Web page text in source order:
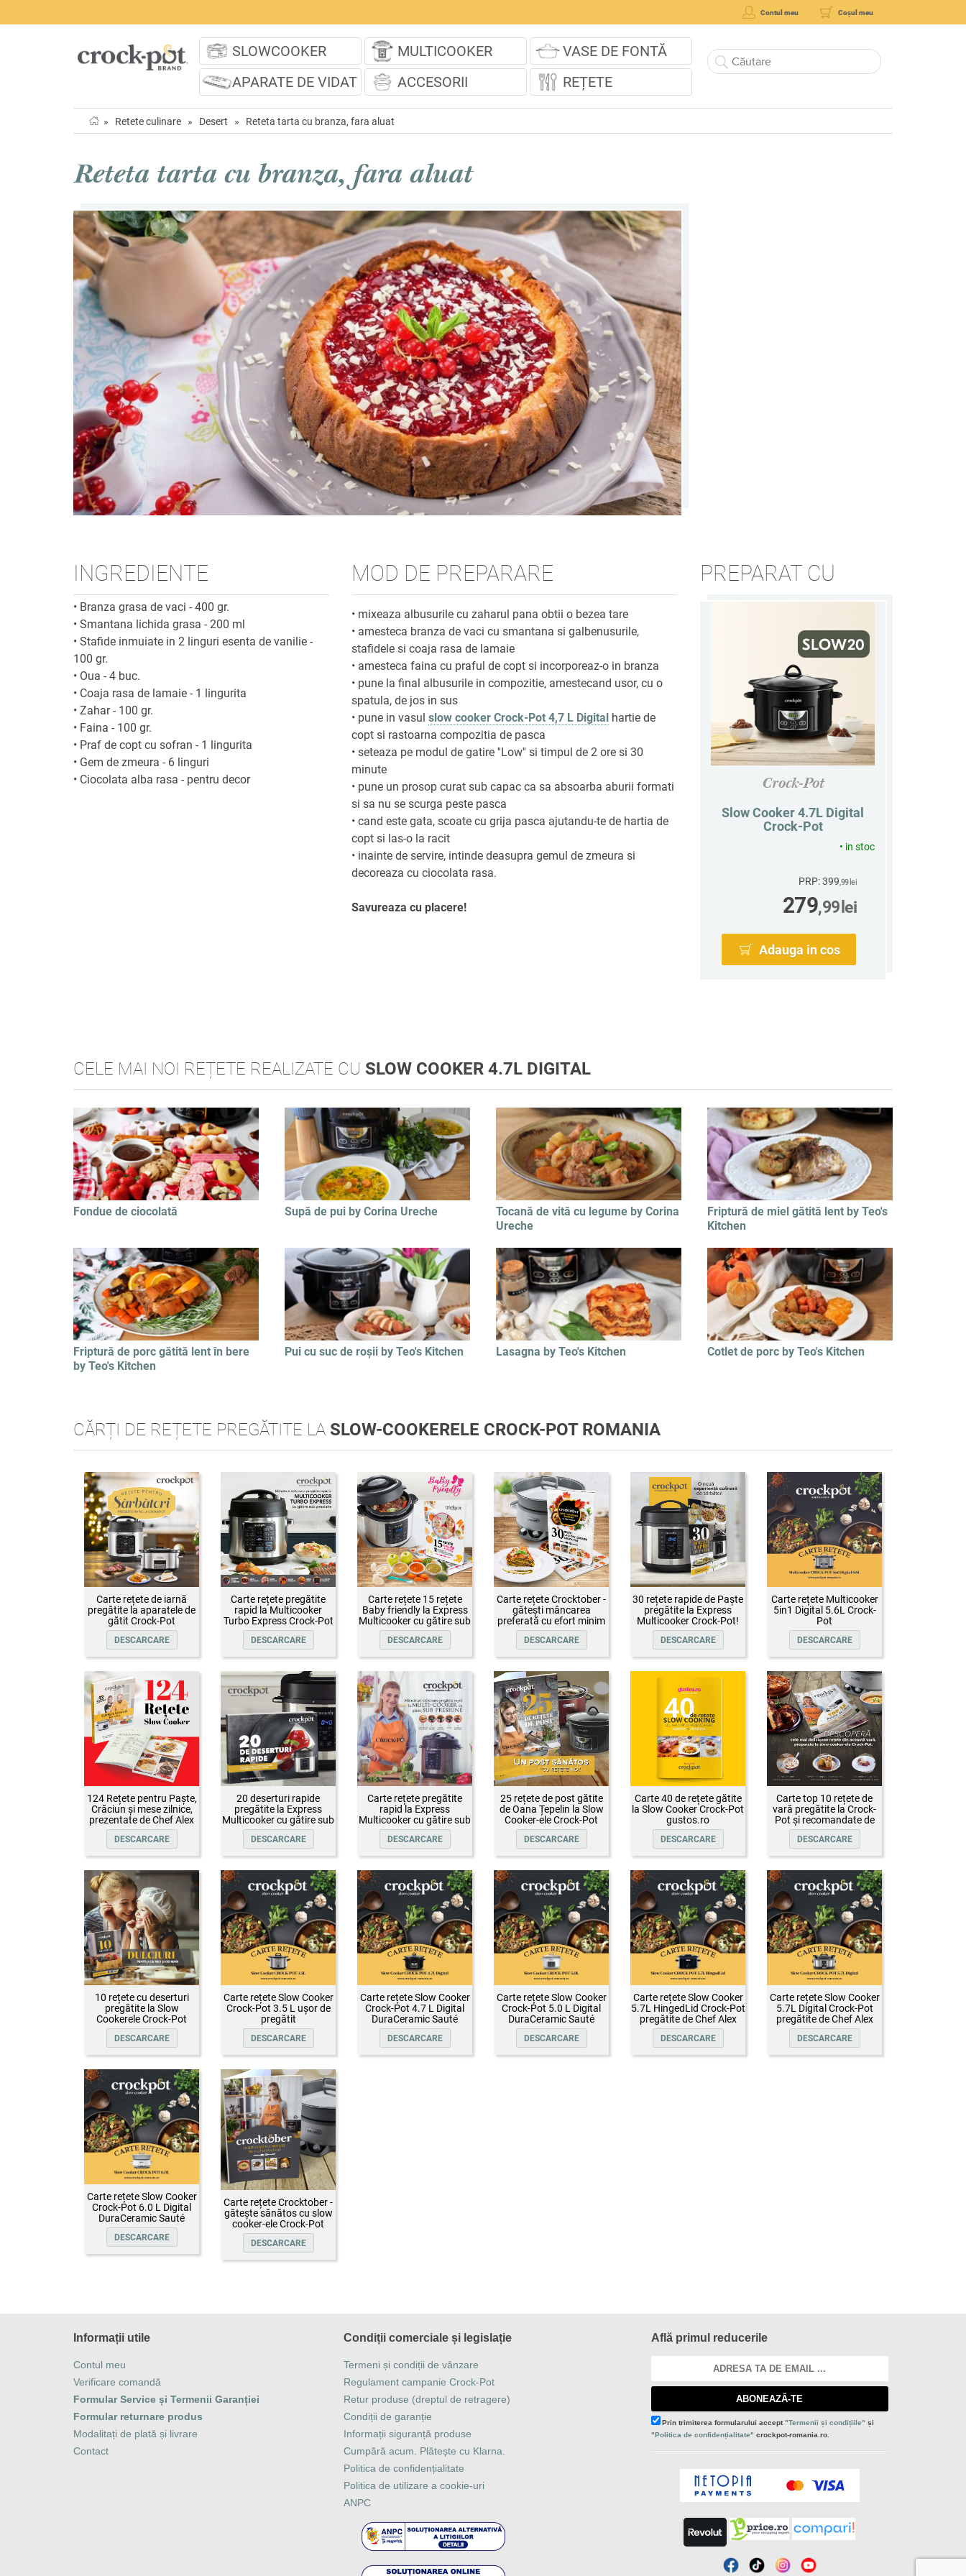
Contul meu Coșul meu
SLOWCOOKER MULTICOOKER
VASE DE FONTĂ
APARATE DE VIDAT
ACCESORII REȚETE
» Retete culinare » Desert » Reteta tarta cu branza, fara aluat
Reteta tarta cu branza, fara aluat
INGREDIENTE
• Branza grasa de vaci - 400 gr.
• Smantana lichida grasa - 200 ml
• Stafide inmuiate in 2 linguri esenta de vanilie -
100 gr.
• Oua - 4 buc.
• Coaja rasa de lamaie - 1 lingurita
• Zahar - 100 gr.
• Faina - 100 gr.
• Praf de copt cu sofran - 1 lingurita
• Gem de zmeura - 6 linguri
• Ciocolata alba rasa - pentru decor
MOD DE PREPARARE
• mixeaza albusurile cu zaharul pana obtii o bezea tare
• amesteca branza de vaci cu smantana si galbenusurile,
stafidele si coaja rasa de lamaie
• amesteca faina cu praful de copt si incorporeaz-o in branza
• pune la final albusurile in compozitie, amestecand usor, cu o
spatula, de jos in sus
• pune in vasulslow cooker Crock-Pot 4,7 L Digital hartie de
copt si rastoarna compozitia de pasca
• seteaza pe modul de gatire ''Low'' si timpul de 2 ore si 30
minute
• pune un prosop curat sub capac ca sa absoarba aburii formati
si sa nu se scurga peste pasca
• cand este gata, scoate cu grija pasca ajutandu-te de hartia de
copt si las-o la racit
• inainte de servire, intinde deasupra gemul de zmeura si
decoreaza cu ciocolata rasa.
Savureaza cu placere!
PREPARAT CU
Crock-Pot
Slow Cooker 4.7L Digital
Crock-Pot
• in stoc
PRP: 399,99 lei
279,99 lei
Adauga in cos
CELE MAI NOI REȚETE REALIZATE CU SLOW COOKER 4.7L DIGITAL
Fondue de ciocolată Supă de pui by Corina Ureche
Tocană de vită cu legume by Corina
Ureche
Friptură de miel gătită lent by Teo's
Kitchen
Friptură de porc gătită lent în bere
by Teo's Kitchen
Pui cu suc de roșii by Teo's Kitchen Lasagna by Teo's Kitchen Cotlet de porc by Teo's Kitchen
CĂRȚI DE REȚETE PREGĂTITE LA SLOW-COOKERELE CROCK-POT ROMANIA
Carte rețete de iarnă
pregătite la aparatele de
gătit Crock-Pot
DESCARCARE
Carte rețete pregătite
rapid la Multicooker
Turbo Express Crock-Pot
DESCARCARE
Carte rețete 15 rețete
Baby friendly la Express
Multicooker cu gătire sub
presiune Crock-Pot
DESCARCARE
Carte rețete Crocktober -
gătești mâncarea
preferată cu efort minim
DESCARCARE
30 rețete rapide de Paște
pregătite la Express
Multicooker Crock-Pot!
DESCARCARE
Carte rețete Multicooker
5in1 Digital 5.6L Crock-
Pot
DESCARCARE
124 Rețete pentru Paște,
Crăciun și mese zilnice,
prezentate de Chef Alex
Cîrțu și invitații săi
DESCARCARE
20 deserturi rapide
pregătite la Express
Multicooker cu gătire sub
presiune Crock-Pot
DESCARCARE
Carte rețete pregătite
rapid la Express
Multicooker cu gătire sub
presiune Crock-Pot
DESCARCARE
25 rețete de post gătite
de Oana Țepelin la Slow
Cooker-ele Crock-Pot
DESCARCARE
Carte 40 de rețete gătite
la Slow Cooker Crock-Pot
gustos.ro
DESCARCARE
Carte top 10 rețete de
vară pregătite la Crock-
Pot și recomandate de
Oana Țepelin
DESCARCARE
10 rețete cu deserturi
pregătite la Slow
Cookerele Crock-Pot
DESCARCARE
Carte rețete Slow Cooker
Crock-Pot 3.5 L ușor de
pregătit
DESCARCARE
Carte rețete Slow Cooker
Crock-Pot 4.7 L Digital
DuraCeramic Sauté
DESCARCARE
Carte rețete Slow Cooker
Crock-Pot 5.0 L Digital
DuraCeramic Sauté
DESCARCARE
Carte rețete Slow Cooker
5.7L HingedLid Crock-Pot
pregătite de Chef Alex
Cîrțu
DESCARCARE
Carte rețete Slow Cooker
5.7L Digital Crock-Pot
pregătite de Chef Alex
Cîrțu
DESCARCARE
Carte rețete Slow Cooker
Crock-Pot 6.0 L Digital
DuraCeramic Sauté
DESCARCARE
Carte rețete Crocktober -
gătește sănătos cu slow
cooker-ele Crock-Pot
DESCARCARE
Informații utile
Contul meu
Verificare comandă
Formular Service și Termenii Garanției
Formular returnare produs
Modalitați de plată și livrare
Contact
Condiții comerciale și legislație
Termeni și condiții de vânzare
Regulament campanie Crock-Pot
Retur produse (dreptul de retragere)
Condiții de garanție
Informații siguranță produse
Cumpără acum. Plătește cu Klarna.
Politica de confidențialitate
Politica de utilizare a cookie-uri
ANPC
Află primul reducerile
ABONEAZĂ-TE
Prin trimiterea formularului accept"Termenii și condițiile" și
"Politica de confidențialitate" crockpot-romania.ro.